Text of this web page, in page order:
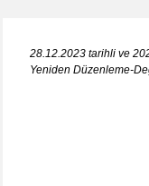
28.12.2023 tarihli ve
Yeniden Düzenleme-